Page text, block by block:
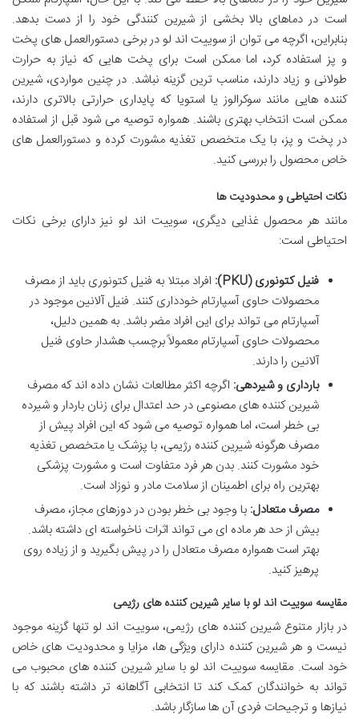
است در دماهای بالا بخشی از شیرین کنندگی خود را از دست بدهد.
بنابراین، اگرچه می توان از سوییت اند لو در برخی دستورالعمل های پخت
و پز استفاده کرد، اما ممکن است برای پخت هایی که نیاز به حرارت
طولانی و زیاد دارند، مناسب ترین گزینه نباشد. در چنین مواردی، شیرین
کننده هایی مانند سوکرالوز یا استویا که پایداری حرارتی بالاتری دارند،
ممکن است انتخاب بهتری باشند. همواره توصیه می شود قبل از استفاده
در پخت و پز، با یک متخصص تغذیه مشورت کرده و دستورالعمل های
خاص محصول را بررسی کنید.
نکات احتیاطی و محدودیت ها
مانند هر محصول غذایی دیگری، سوییت اند لو نیز دارای برخی نکات
احتیاطی است:
فنیل کتونوری (PKU):
افراد مبتلا به فنیل کتونوری باید از مصرف
محصولات حاوی آسپارتام خودداری کنند. فنیل آلانین موجود در
آسپارتام می تواند برای این افراد مضر باشد. به همین دلیل،
محصولات حاوی آسپارتام معمولاً برچسب هشدار حاوی فنیل
آلانین را دارند.
بارداری و شیردهی: اگرچه اکثر مطالعات نشان داده اند که مصرف
شیرین کننده های مصنوعی در حد اعتدال برای زنان باردار و شیرده
بی خطر است، اما همواره توصیه می شود که این افراد پیش از
مصرف هرگونه شیرین کننده رژیمی، با پزشک یا متخصص تغذیه
خود مشورت کنند. بدن هر فرد متفاوت است و مشورت پزشکی
بهترین راه برای اطمینان از سلامت مادر و نوزاد است.
مصرف متعادل: با وجود بی خطر بودن در دوزهای مجاز، مصرف
بیش از حد هر ماده ای می تواند اثرات ناخواسته ای داشته باشد.
بهتر است همواره مصرف متعادل را در پیش بگیرید و از زیاده روی
پرهیز کنید.
مقایسه سوییت اند لو با سایر شیرین کننده های رژیمی
در بازار متنوع شیرین کننده های رژیمی، سوییت اند لو تنها گزینه موجود
نیست و هر شیرین کننده دارای ویژگی ها، مزایا و محدودیت های خاص
خود است. مقایسه سوییت اند لو با سایر شیرین کننده های محبوب می
تواند به خوانندگان کمک کند تا انتخابی آگاهانه تر داشته باشند که با
نیازها و ترجیحات فردی آن ها سازگار باشد.